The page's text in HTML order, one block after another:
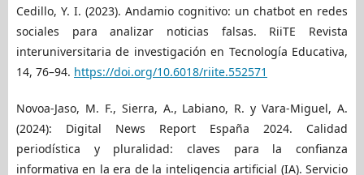
Cedillo, Y. I. (2023). Andamio cognitivo: un chatbot en redes
sociales para analizar noticias falsas. RiiTE Revista
interuniversitaria de investigación en Tecnología Educativa,
14, 76–94. https://doi.org/10.6018/riite.552571
Novoa-Jaso, M. F., Sierra, A., Labiano, R. y Vara-Miguel, A.
(2024): Digital News Report España 2024. Calidad
periodística y pluralidad: claves para la confianza
informativa en la era de la inteligencia artificial (IA). Servicio